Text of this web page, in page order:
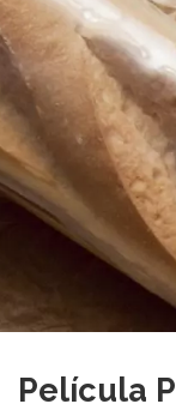
Película